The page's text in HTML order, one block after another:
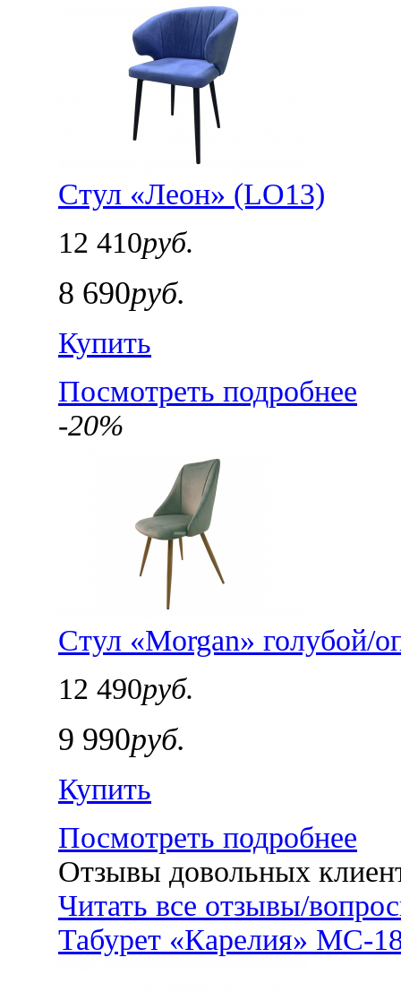
Стул «Леон» (LO13)
12 410руб.
8 690руб.
Купить
Посмотреть подробнее
-20%
Стул «Morgan» голубой/
12 490руб.
9 990руб.
Купить
Посмотреть подробнее
Отзывы довольных
Читать все отзывы/
Табурет «Карелия» МС-